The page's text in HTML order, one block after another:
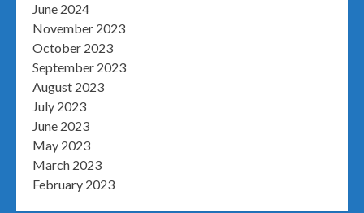
June 2024
November 2023
October 2023
September 2023
August 2023
July 2023
June 2023
May 2023
March 2023
February 2023